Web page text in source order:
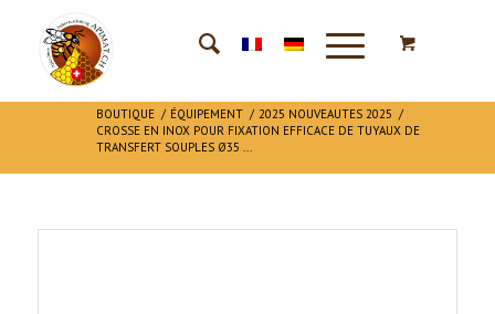
BOUTIQUE / ÉQUIPEMENT / 2025 NOUVEAUTES 2025 /
CROSSE EN INOX POUR FIXATION EFFICACE DE TUYAUX DE
TRANSFERT SOUPLES Ø35 ...